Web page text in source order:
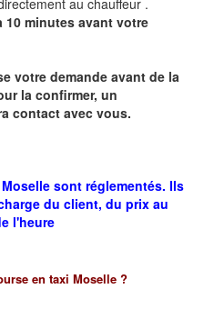
au chauffeur .
minutes avant votre
votre demande avant de la
la confirmer, un
contact avec vous.
sont réglementés. Ils
du client, du prix au
l'heure
en taxi Moselle ?